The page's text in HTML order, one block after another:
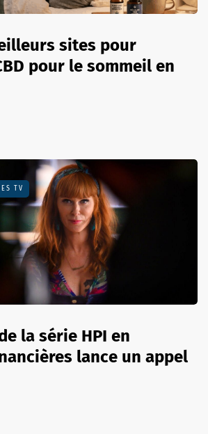
sites pour
pour le sommeil en
TV
la série HPI en
lance un appel